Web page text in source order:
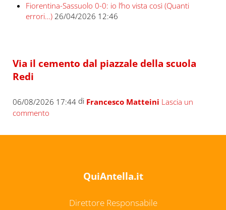
Fiorentina-Sassuolo 0-0: io l’ho vista così (Quanti
errori…) 26/04/2026 12:46
Via il cemento dal piazzale della scuola
Redi
06/08/2026 17:44di Francesco Matteini Lascia un
commento
QuiAntella.it
Direttore Responsabile